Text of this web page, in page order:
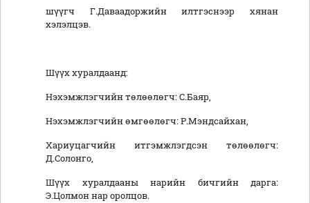
шүүгч Г.Даваадоржийн илтгэснээр хянан
хэлэлцэв.
Шүүх хуралдаанд:
Нэхэмжлэгчийн төлөөлөгч: С.Баяр,
Нэхэмжлэгчийн өмгөөлөгч: Р.Мэндсайхан,
Хариуцагчийн итгэмжлэгдсэн төлөөлөгч:
Д.Солонго,
Шүүх хуралдааны нарийн бичгийн дарга:
Э.Цолмон нар оролцов.